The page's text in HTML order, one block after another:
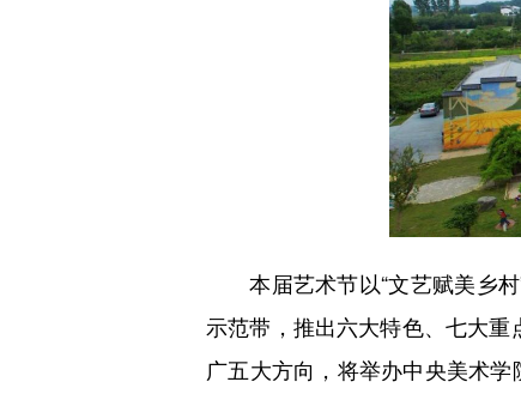
本届艺术节以“文艺赋美乡村
示范带，推出六大特色、七大
广五大方向，将举办中央美术